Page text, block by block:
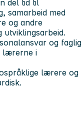
del tid til
samarbeid med
og andre
og faglig
lærerne i
lærere og